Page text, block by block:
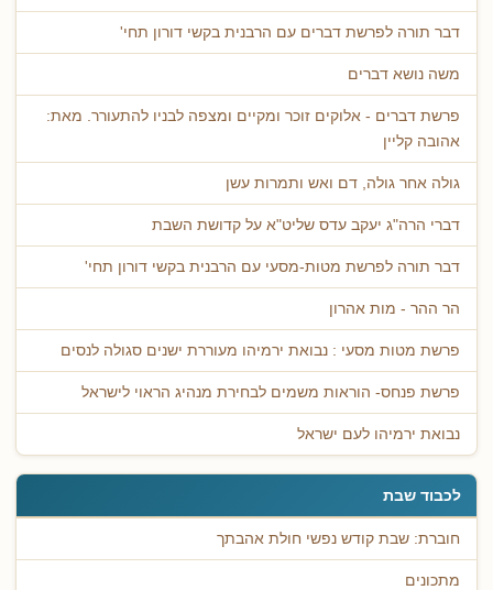
דבר תורה לפרשת דברים עם הרבנית בקשי דורון תחי'
משה נושא דברים
פרשת דברים - אלוקים זוכר ומקיים ומצפה לבניו להתעורר. מאת:
אהובה קליין
גולה אחר גולה, דם ואש ותמרות עשן
דברי הרה"ג יעקב עדס שליט"א על קדושת השבת
דבר תורה לפרשת מטות-מסעי עם הרבנית בקשי דורון תחי'
הר ההר - מות אהרון
פרשת מטות מסעי : נבואת ירמיהו מעוררת ישנים סגולה לנסים
פרשת פנחס- הוראות משמים לבחירת מנהיג הראוי לישראל
נבואת ירמיהו לעם ישראל
לכבוד שבת
חוברת: שבת קודש נפשי חולת אהבתך
מתכונים